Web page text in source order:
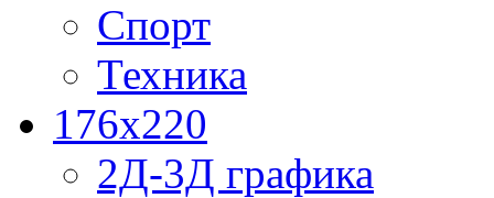
Спорт
Техника
176x220
2Д-3Д графика